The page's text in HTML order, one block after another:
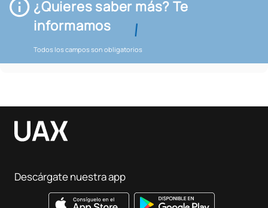
¿Quieres saber más? Te
informamos
Todos los campos son obligatorios
Descárgate nuestra app